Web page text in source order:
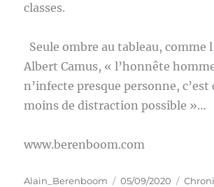
classes.
Seule ombre au tableau, comme
Albert Camus, « l’honnête
n’infecte presque personne, c’est
moins de distraction possible »…
www.berenboom.com
Auteur
Alain_Berenboom
Publié
05/09/2020